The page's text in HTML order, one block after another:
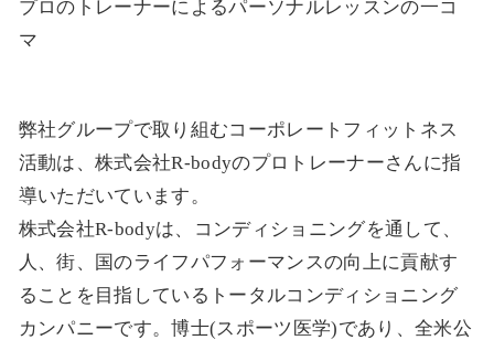
プロのトレーナーによるパーソナルレッスンの一コ
マ
弊社グループで取り組むコーポレートフィットネス
活動は、株式会社R-bodyのプロトレーナーさんに指
導いただいています。
株式会社R-bodyは、コンディショニングを通して、
人、街、国のライフパフォーマンスの向上に貢献す
ることを目指しているトータルコンディショニング
カンパニーです。博士(スポーツ医学)であり、全米公